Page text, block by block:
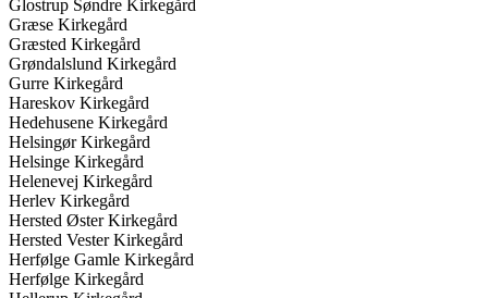
Glostrup Søndre Kirkegård
Græse Kirkegård
Græsted Kirkegård
Grøndalslund Kirkegård
Gurre Kirkegård
Hareskov Kirkegård
Hedehusene Kirkegård
Helsingør Kirkegård
Helsinge Kirkegård
Helenevej Kirkegård
Herlev Kirkegård
Hersted Øster Kirkegård
Hersted Vester Kirkegård
Herfølge Gamle Kirkegård
Herfølge Kirkegård